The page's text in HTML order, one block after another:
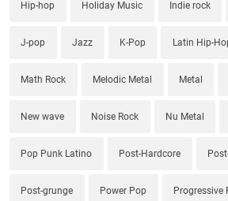
Hip-hop Holiday Music Indie rock
J-pop Jazz K-Pop Latin Hip-
Math Rock Melodic Metal Metal
New wave Noise Rock Nu Metal
Pop Punk Latino Post-Hardcore
Post-grunge Power Pop Progressive